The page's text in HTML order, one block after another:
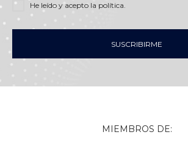
He leído y acepto la política.
SUSCRIBIRME
MIEMBROS DE: